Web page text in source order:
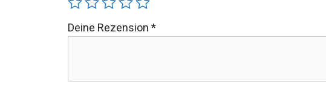
Deine Rezension *